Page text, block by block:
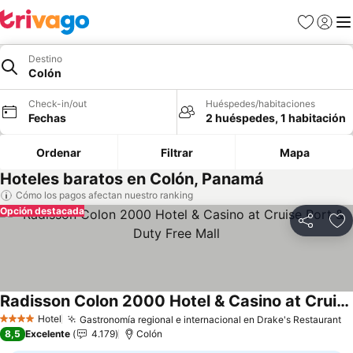
Favoritos
Iniciar
Destino
Colón
Check-in/out
Fechas
Huéspedes/habitaciones
2 huéspedes, 1 habitación
Ordenar Filtrar Mapa
Hoteles baratos en Colón, Panamá
Cómo los pagos afectan nuestro ranking
Compartir
Opción destacada
4 EstrellasHotel Gastronomía regional e internacional en Drake's Restaurant
Radisson Colon 2000 Hotel & Casino at Cruise Port & Duty Free Mall
Ver precios
8,5 Excelente 4.179 Colón